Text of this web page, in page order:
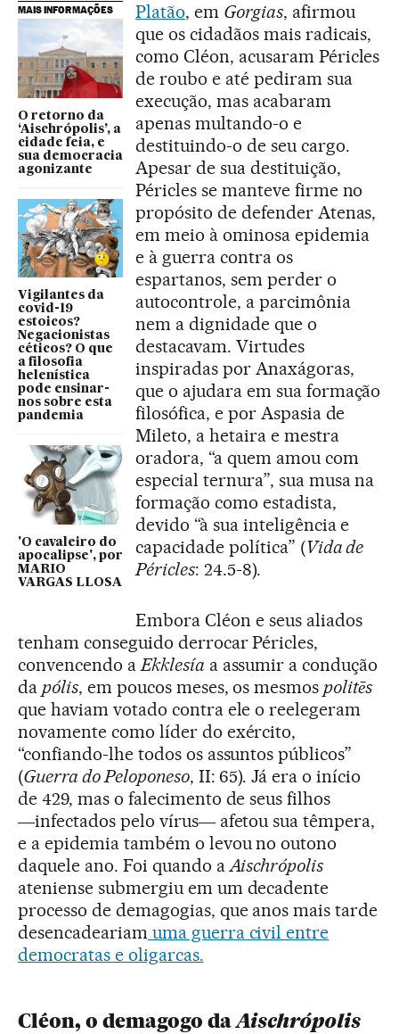
MAIS INFORMAÇÕES
O retorno da
‘Aischrópolis’, a
cidade feia, e
sua democracia
agonizante
Vigilantes da
covid-19
estoicos?
Negacionistas
céticos? O que
a filosofia
helenística
pode ensinar-
nos sobre esta
pandemia
'O cavaleiro do
apocalipse', por
MARIO
VARGAS LLOSA
Platão, em Gorgias, afirmou
que os cidadãos mais radicais,
como Cléon, acusaram Péricles
de roubo e até pediram sua
execução, mas acabaram
apenas multando-o e
destituindo-o de seu cargo.
Apesar de sua destituição,
Péricles se manteve firme no
propósito de defender Atenas,
em meio à ominosa epidemia
e à guerra contra os
espartanos, sem perder o
autocontrole, a parcimônia
nem a dignidade que o
destacavam. Virtudes
inspiradas por Anaxágoras,
que o ajudara em sua formação
filosófica, e por Aspasia de
Mileto, a hetaira e mestra
oradora, “a quem amou com
especial ternura”, sua musa na
formação como estadista,
devido “à sua inteligência e
capacidade política” (Vida de
Péricles: 24.5-8).
Embora Cléon e seus aliados
tenham conseguido derrocar Péricles,
convencendo aEkklesía a assumir a condução
da pólis, em poucos meses, os mesmospolitēs
que haviam votado contra ele o reelegeram
novamente como líder do exército,
“confiando-lhe todos os assuntos públicos”
(Guerra do Peloponeso, II: 65). Já era o início
de 429, mas o falecimento de seus filhos
―infectados pelo vírus― afetou sua têmpera,
e a epidemia também o levou no outono
daquele ano. Foi quando aAischrópolis
ateniense submergiu em um decadente
processo de demagogias, que anos mais tarde
desencadeariamuma guerra civil entre
democratas e oligarcas.
Cléon, o demagogo daAischrópolis